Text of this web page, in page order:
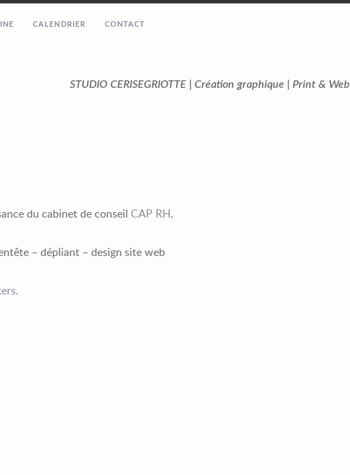
CALENDRIER CONTACT
STUDIO CERISEGRIOTTE | Création graphique | Print & Web
du cabinet de conseil CAP RH.
– dépliant – design site web
.